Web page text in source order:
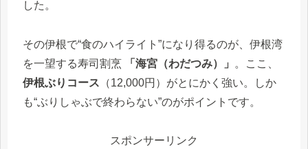
した。
その伊根で“食のハイライト”になり得るのが、伊根湾
を一望する寿司割烹
「海宮（わだつみ）」
。ここ、
伊根ぶりコース （12,000円）がとにかく強い。しか
も“ぶりしゃぶで終わらない”のがポイントです。
スポンサーリンク